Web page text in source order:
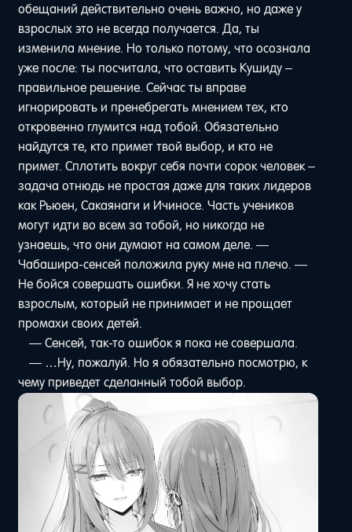
обещаний действительно очень важно, но даже у
взрослых это не всегда получается. Да, ты
изменила мнение. Но только потому, что осознала
уже после: ты посчитала, что оставить Кушиду –
правильное решение. Сейчас ты вправе
игнорировать и пренебрегать мнением тех, кто
откровенно глумится над тобой. Обязательно
найдутся те, кто примет твой выбор, и кто не
примет. Сплотить вокруг себя почти сорок человек –
задача отнюдь не простая даже для таких лидеров
как Рьюен, Сакаянаги и Ичиносе. Часть учеников
могут идти во всем за тобой, но никогда не
узнаешь, что они думают на самом деле. —
Чабашира-сенсей положила руку мне на плечо. —
Не бойся совершать ошибки. Я не хочу стать
взрослым, который не принимает и не прощает
промахи своих детей.
— Сенсей, так-то ошибок я пока не совершала.
— …Ну, пожалуй. Но я обязательно посмотрю, к
чему приведет сделанный тобой выбор.